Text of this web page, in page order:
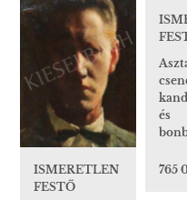
és
765
ISMERETLEN
FESTŐ